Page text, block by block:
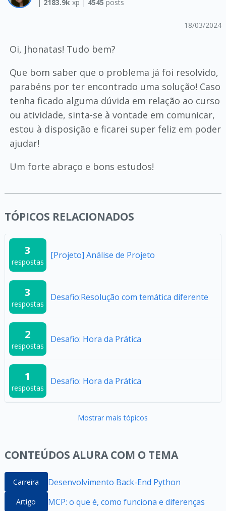
| 2183.9kxp | 4545 posts
18/03/2024
Oi, Jhonatas! Tudo bem?
Que bom saber que o problema já foi resolvido,
parabéns por ter encontrado uma solução! Caso
tenha ficado alguma dúvida em relação ao curso
ou atividade, sinta-se à vontade em comunicar,
estou à disposição e ficarei super feliz em poder
ajudar!
Um forte abraço e bons estudos!
TÓPICOS RELACIONADOS
3
respostas
[Projeto] Análise de Projeto
3
respostas
Desafio:Resolução com temática diferente
2
respostas
Desafio: Hora da Prática
1
respostas
Desafio: Hora da Prática
Mostrar mais tópicos
CONTEÚDOS ALURA COM O TEMA
Carreira Desenvolvimento Back-End Python
Artigo MCP: o que é, como funciona e diferenças